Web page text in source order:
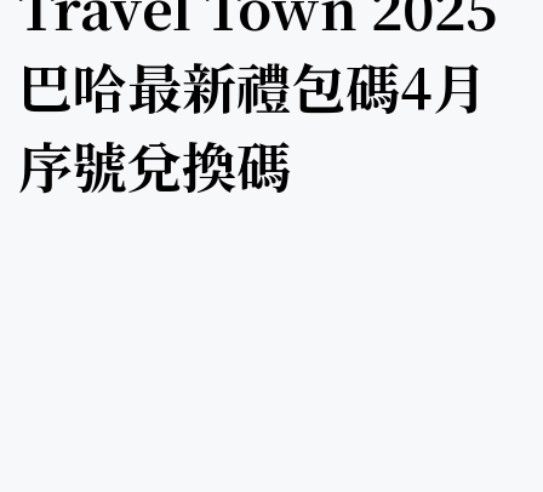
巴哈最新禮包碼4月
序號兌換碼